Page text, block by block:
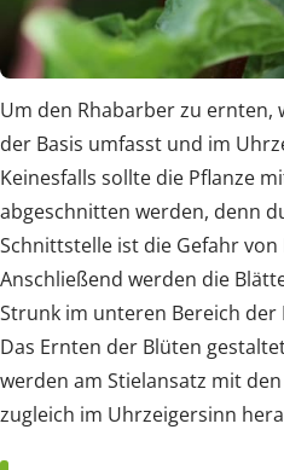
Um den Rhabarber zu ernten,
der Basis umfasst und im
Keinesfalls sollte die Pflanze
abgeschnitten werden, denn
Schnittstelle ist die Gefahr
Anschließend werden die
Strunk im unteren Bereich
Das Ernten der Blüten
werden am Stielansatz mit
zugleich im Uhrzeigersinn